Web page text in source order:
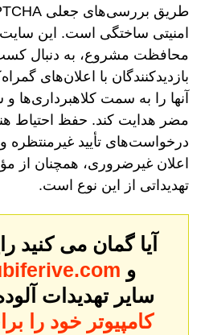
امنیتی ساختگی است. این سایت
محافظت مشروع، به دنبال کسب
بازدیدکنندگان با اعلان‌های
آنها را به سمت کلاهبرداری‌ها و
مضر هدایت کند. حفظ احتیاط
درخواست‌های تأیید
اعلان غیرضروری، همچنان از
تهدیداتی از این نوع است.
آیا گمان می کنید
سایر تهدیدات